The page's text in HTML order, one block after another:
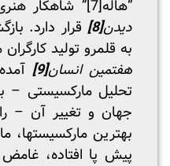
“هاله[7] ” شاهکار
دیدن[8]
قرار دارد.
به قلمرو تولید
هفتمین انسان[9]
تحلیل مارکسیستی –
جهان و تغییر آن –
بهترین مارکسیستها،
پیش پا افتاده،